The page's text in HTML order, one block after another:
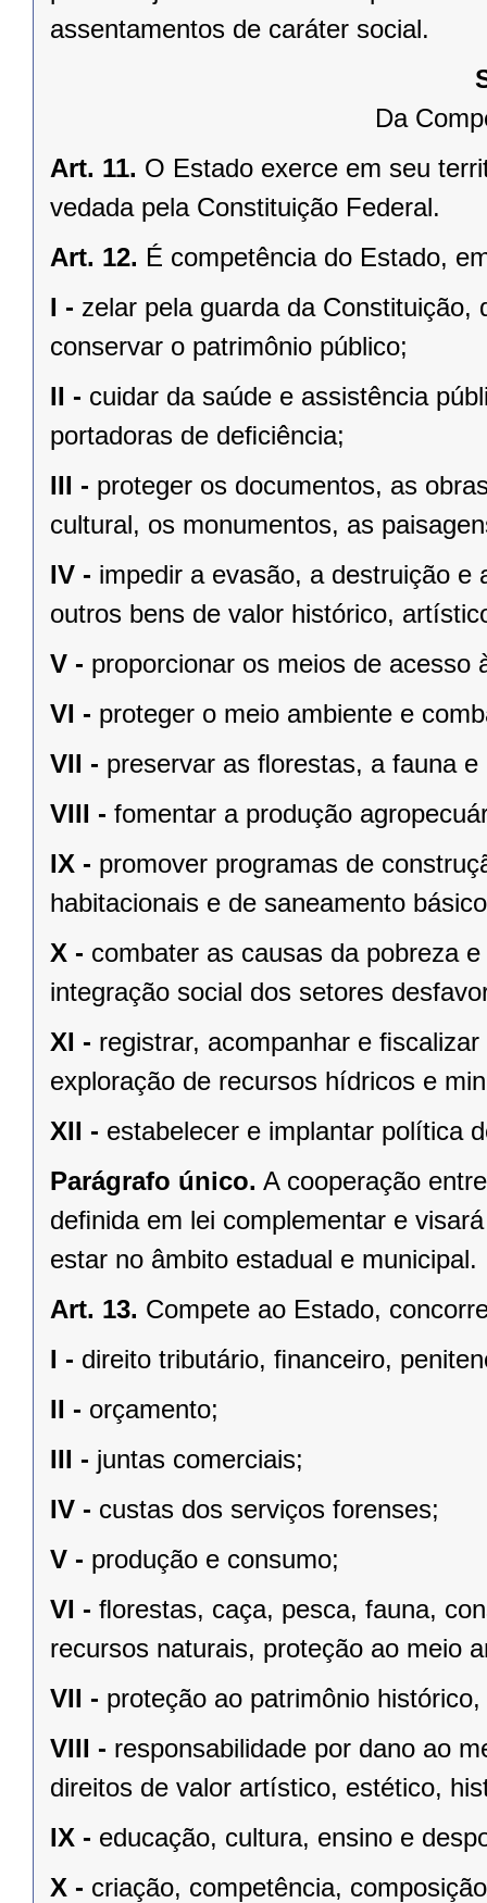
assentamentos de caráter social.
Da
Art. 11. O Estado exerce em seu
vedada pela Constituição Federal.
Art. 12. É competência do Estado,
I - zelar pela guarda da
conservar o patrimônio público;
II - cuidar da saúde e assistência
portadoras de deﬁciência;
III - proteger os documentos, as
cultural, os monumentos, as
IV - impedir a evasão, a destruição e
outros bens de valor histórico,
V - proporcionar os meios de acesso
VI - proteger o meio ambiente e
VII - preservar as ﬂorestas, a fauna e
VIII - fomentar a produção
IX - promover programas de
habitacionais e de saneamento
X - combater as causas da pobreza
integração social dos setores
XI - registrar, acompanhar e
exploração de recursos hídricos e
XII - estabelecer e implantar política
Parágrafo único. A cooperação
deﬁnida em lei complementar e
estar no âmbito estadual e municipal.
Art. 13. Compete ao Estado,
I - direito tributário, ﬁnanceiro,
II - orçamento;
III - juntas comerciais;
IV - custas dos serviços forenses;
V - produção e consumo;
VI - ﬂorestas, caça, pesca, fauna,
recursos naturais, proteção ao meio
VII - proteção ao patrimônio
VIII - responsabilidade por dano ao
direitos de valor artístico, estético,
IX - educação, cultura, ensino e
X - criação, competência,